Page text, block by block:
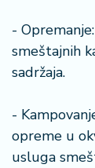
-
smeštajnih
sadržaja.
-
opreme u
usluga